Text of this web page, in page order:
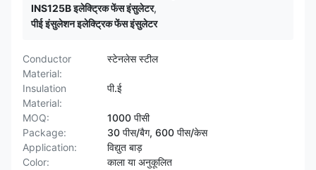
INS125B इलेक्ट्रिक फेंस इंसुलेटर,
पीई इंसुलेशन इलेक्ट्रिक फेंस इंसुलेटर
Conductor
Material:
स्टेनलेस स्टील
Insulation
Material:
पी.ई
MOQ:
1000 पीसी
Package:
30 पीस/बैग, 600 पीस/केस
Application:
विद्युत बाड़
Color:
काला या अनुकूलित